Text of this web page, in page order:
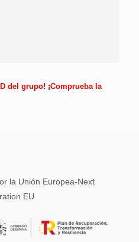
del grupo! ¡Comprueba la
la Unión Europea-Next
EU